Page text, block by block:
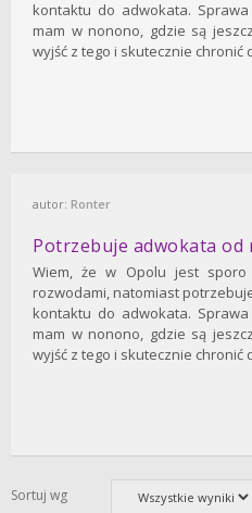
kontaktu do adwokata.
mam w nonono, gdzie są
wyjść z tego i skutecznie chronić
autor: Ronter
Potrzebuje adwokata od
Wiem, że w Opolu jest
rozwodami, natomiast
kontaktu do adwokata.
mam w nonono, gdzie są
wyjść z tego i skutecznie chronić
Sortuj wg